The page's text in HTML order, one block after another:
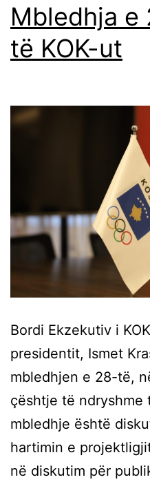
Mbledhja e
të KOK-ut
Bordi Ekzekutiv i
presidentit, Ismet
mbledhjen e 28-të,
çështje të
mbledhje është
hartimin e
në diskutim për